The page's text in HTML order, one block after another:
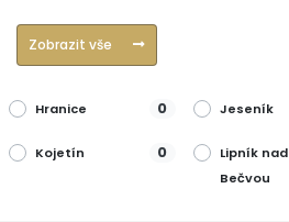
Zobrazit vše
Hranice 0 Jeseník
Kojetín 0
Lipník nad
Bečvou